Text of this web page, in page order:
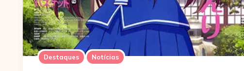
Destaques Notícias